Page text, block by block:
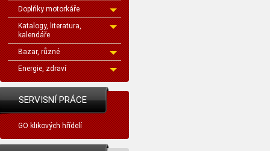
Doplňky motorkáře
Katalogy, literatura,
kalendáře
Bazar, různé
Energie, zdraví
SERVISNÍ PRÁCE
GO klikových hřídelí